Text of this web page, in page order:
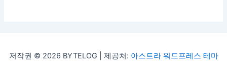
저작권 © 2026 BYTELOG | 제공처: 아스트라 워드프레스 테마